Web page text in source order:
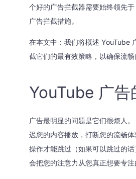
个好的广告拦截器需要始终领先
广告拦截措施。
在本文中：我们将概述 YouTube
截它们的最有效策略，以确保流畅
YouTube 广告
广告最明显的问题是它们很烦人
迟您的内容播放，打断您的流畅
操作才能跳过（如果可以跳过的
会把您的注意力从您真正想要专注